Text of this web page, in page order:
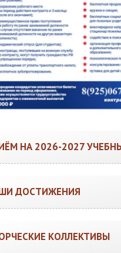
НА 2026-2027
ДОСТИЖЕНИЯ
КОЛЛЕКТИВЫ